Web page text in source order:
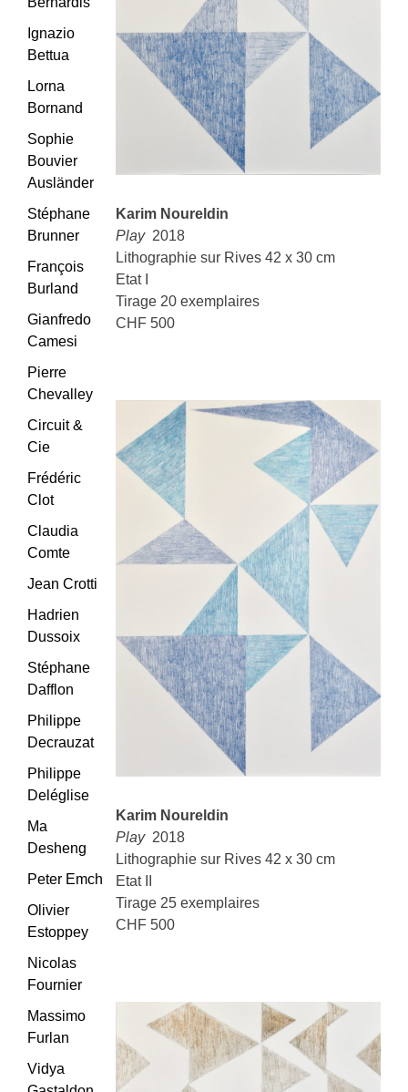
Karim Noureldin
Play 2018
Lithographie sur Rives 42 x 30 cm
Etat I
Tirage 20 exemplaires
CHF 500
Karim Noureldin
Play 2018
Lithographie sur Rives 42 x 30 cm
Etat II
Tirage 25 exemplaires
CHF 500
Ignazio
Bettua
Lorna
Bornand
Sophie
Bouvier
Ausländer
Stéphane
Brunner
François
Burland
Gianfredo
Camesi
Pierre
Chevalley
Circuit &
Cie
Frédéric
Clot
Claudia
Comte
Jean Crotti
Hadrien
Dussoix
Stéphane
Dafflon
Philippe
Decrauzat
Philippe
Deléglise
Ma
Desheng
Peter Emch
Olivier
Estoppey
Nicolas
Fournier
Massimo
Furlan
Vidya